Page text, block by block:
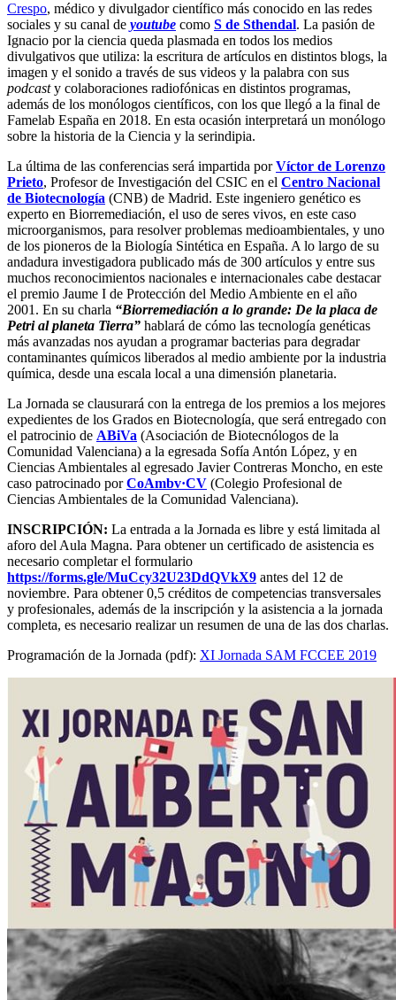
Crespo, médico y divulgador científico más conocido en las redes
sociales y su canal de youtube como S de Sthendal. La pasión de
Ignacio por la ciencia queda plasmada en todos los medios
divulgativos que utiliza: la escritura de artículos en distintos blogs, la
imagen y el sonido a través de sus videos y la palabra con sus
podcasty colaboraciones radiofónicas en distintos programas,
además de los monólogos científicos, con los que llegó a la final de
Famelab España en 2018. En esta ocasión interpretará un monólogo
sobre la historia de la Ciencia y la serindipia.
La última de las conferencias será impartida porVíctor de Lorenzo
Prieto, Profesor de Investigación del CSIC en el Centro Nacional
de Biotecnología (CNB) de Madrid. Este ingeniero genético es
experto en Biorremediación, el uso de seres vivos, en este caso
microorganismos, para resolver problemas medioambientales, y uno
de los pioneros de la Biología Sintética en España. A lo largo de su
andadura investigadora publicado más de 300 artículos y entre sus
muchos reconocimientos nacionales e internacionales cabe destacar
el premio Jaume I de Protección del Medio Ambiente en el año
2001. En su charla “Biorremediación a lo grande: De la placa de
Petri al planeta Tierra” hablará de cómo las tecnología genéticas
más avanzadas nos ayudan a programar bacterias para degradar
contaminantes químicos liberados al medio ambiente por la industria
química, desde una escala local a una dimensión planetaria.
La Jornada se clausurará con la entrega de los premios a los mejores
expedientes de los Grados en Biotecnología, que será entregado con
el patrocinio de ABiVa (Asociación de Biotecnólogos de la
Comunidad Valenciana) a la egresada Sofía Antón López, y en
Ciencias Ambientales al egresado Javier Contreras Moncho, en este
caso patrocinado porCoAmbv·CV (Colegio Profesional de
Ciencias Ambientales de la Comunidad Valenciana).
INSCRIPCIÓN: La entrada a la Jornada es libre y está limitada al
aforo del Aula Magna. Para obtener un certificado de asistencia es
necesario completar el formulario
https://forms.gle/MuCcy32U23DdQVkX9 antes del 12 de
noviembre. Para obtener 0,5 créditos de competencias transversales
y profesionales, además de la inscripción y la asistencia a la jornada
completa, es necesario realizar un resumen de una de las dos charlas.
Programación de la Jornada (pdf): XI Jornada SAM FCCEE 2019